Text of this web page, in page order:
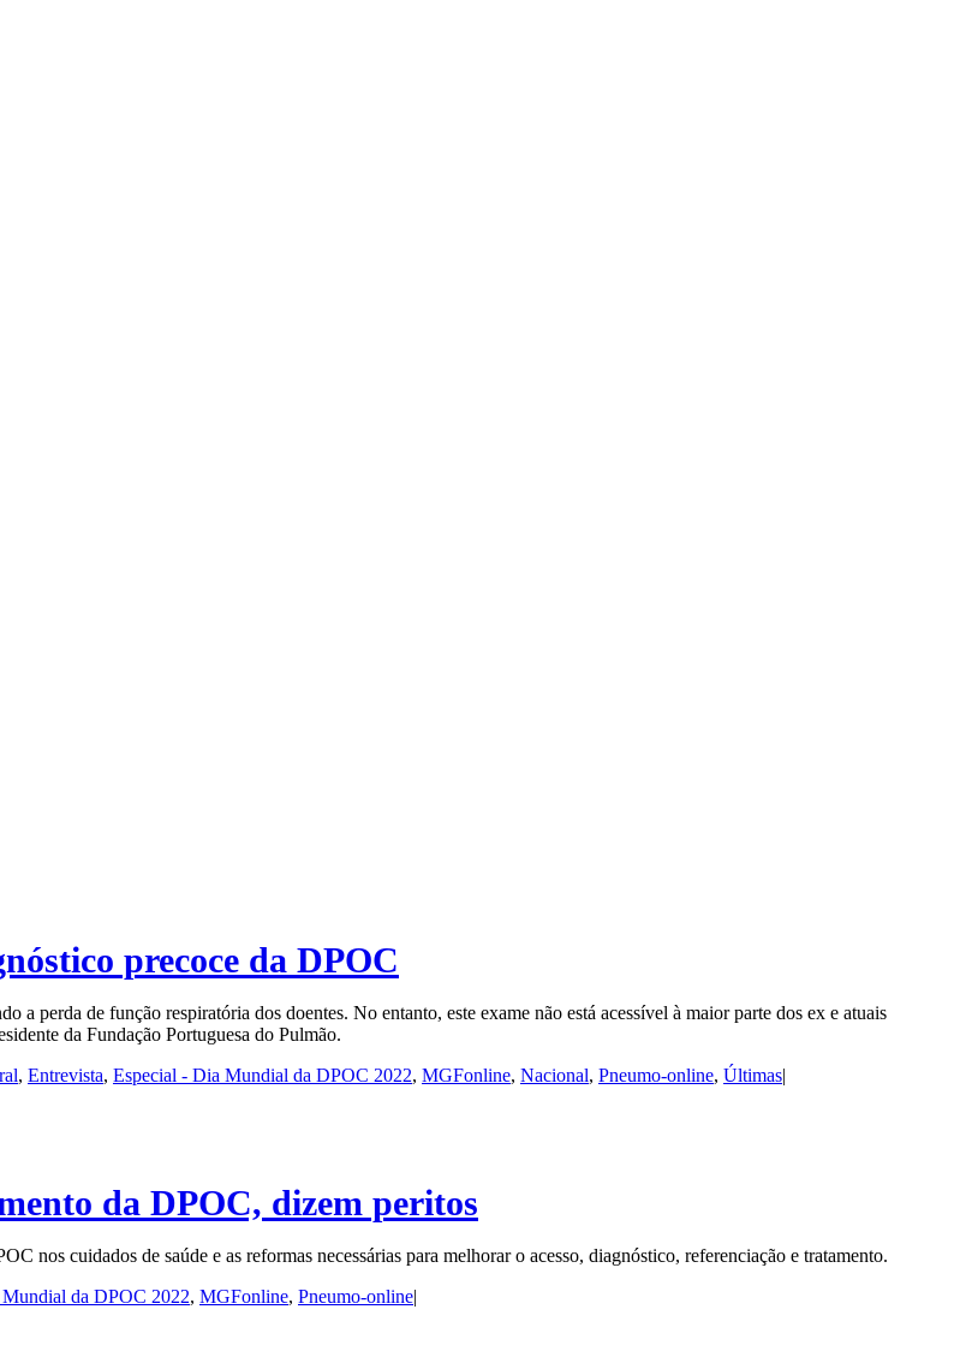
precoce da DPOC
a perda de função respiratória dos doentes. No entanto, este exame não está acessível à maior parte dos ex e atuais
da Fundação Portuguesa do Pulmão.
, Entrevista, Especial - Dia Mundial da DPOC 2022, MGFonline, Nacional, Pneumo-online, Últimas|
da DPOC, dizem peritos
nos cuidados de saúde e as reformas necessárias para melhorar o acesso, diagnóstico, referenciação e tratamento.
da DPOC 2022, MGFonline, Pneumo-online|